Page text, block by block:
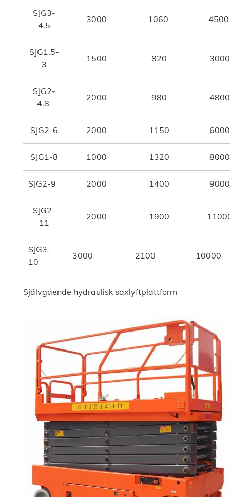
SJG3-
4.5
3000 1060 4500
SJG1.5-
3
1500 820 3000
SJG2-
4.8
2000 980 4800
SJG2-6 2000 1150 6000
SJG1-8 1000 1320 8000
SJG2-9 2000 1400 9000
SJG2-
11
2000 1900
SJG3-
10
3000 2100 10000
Självgående hydraulisk saxlyftplattform